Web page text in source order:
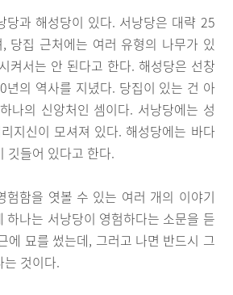
당과 해성당이 있다. 서낭당은 대략 25
당집 근처에는 여러 유형의 나무가 있
켜서는 안 된다고 한다. 해성당은 선창
년의 역사를 지녔다. 당집이 있는 건 아
나의 신앙처인 셈이다. 서낭당에는 성
지신이 모셔져 있다. 해성당에는 바다
깃들어 있다고 한다.
험함을 엿볼 수 있는 여러 개의 이야기
하나는 서낭당이 영험하다는 소문을 듣
에 묘를 썼는데, 그러고 나면 반드시 그
는 것이다.